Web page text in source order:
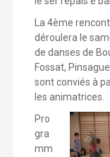
La 4ème
déroulera le
de danses de
Fossat,
sont conviés à
les animatrices.
Pro
gra
mm